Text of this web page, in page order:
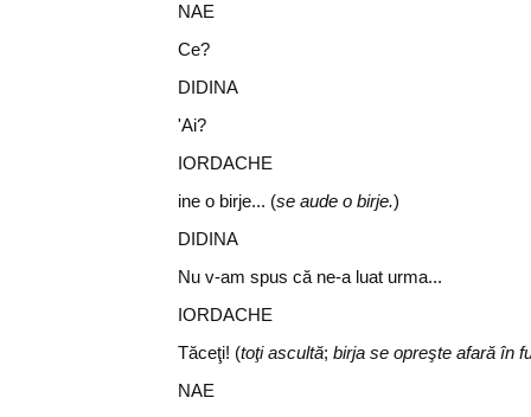
NAE
Ce?
DIDINA
'Ai?
IORDACHE
ine o birje... (se aude o birje.)
DIDINA
Nu v-am spus că ne-a luat urma...
IORDACHE
Tăceţi! (toţi ascultă; birja se opreşte afară în
NAE